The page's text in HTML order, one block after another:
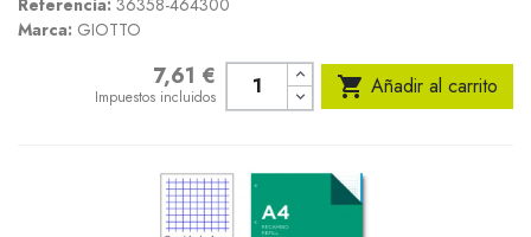
Marca: GIOTTO
7,61 €
Impuestos incluidos  Añadir al carrito